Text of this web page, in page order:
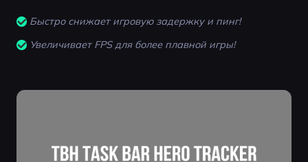
Быстро снижает игровую задержку и пинг!
Увеличивает FPS для более плавной игры!